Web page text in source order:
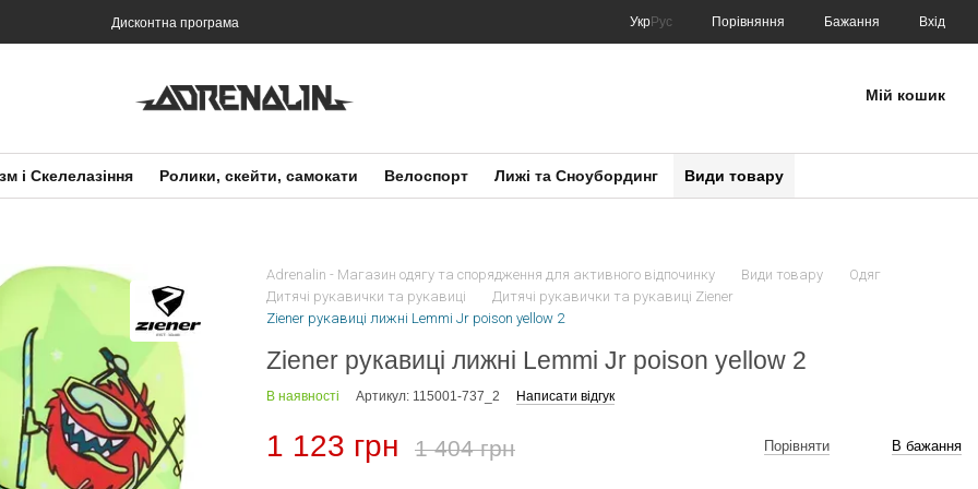
Дисконтна програма УкрРус Порівняння Бажання Вхід
Мій кошик
і Скелелазіння Ролики, скейти, самокати Велоспорт Лижі та Сноубординг Види товару
Adrenalin - Магазин одягу та спорядження для активного відпочинку Види товару
Одяг
Дитячі рукавички та рукавиці
Дитячі рукавички та рукавиці Ziener
Ziener рукавиці лижні Lemmi Jr poison yellow 2
Ziener рукавиці лижні Lemmi Jr poison yellow 2
В наявності Артикул: 115001-737_2 Написати відгук
1 123 грн 1 404 грн Порівняти В бажання